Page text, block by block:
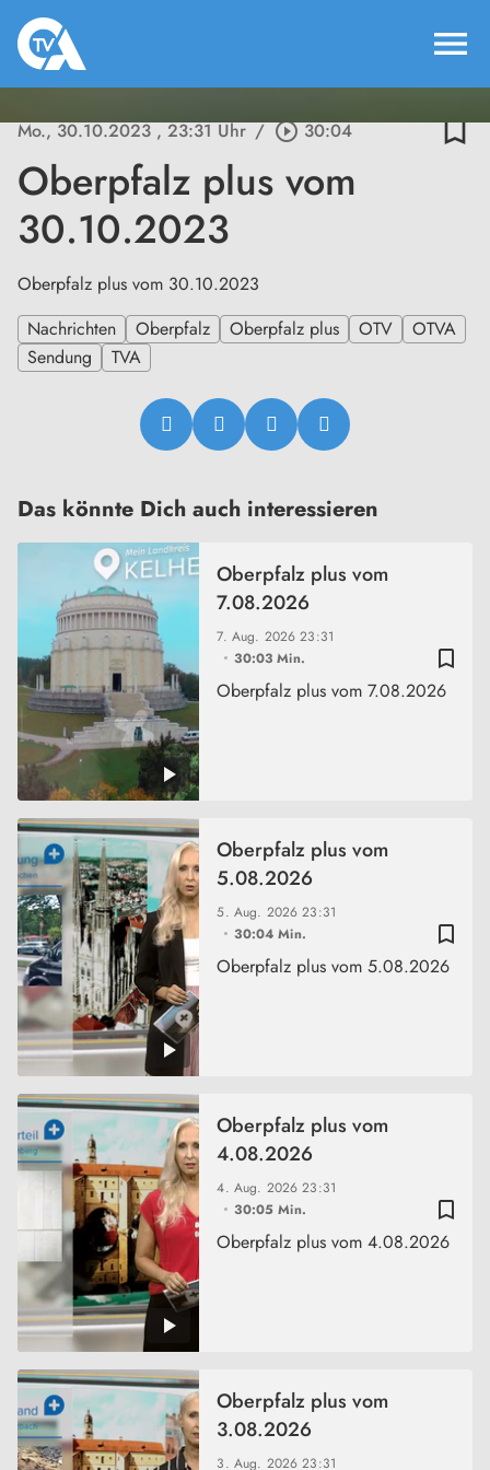
menu
Mo., 30.10.2023, 23:31 Uhr / play_circle_outline30:04 bookmark_border
Oberpfalz plus vom
30.10.2023
Oberpfalz plus vom 30.10.2023
Nachrichten
Oberpfalz Oberpfalz plus OTV
OTVA
Sendung
TVA
Das könnte Dich auch interessieren
bookmark_border
7. Aug. 202623:31
30:03 Min.
Oberpfalz plus vom
7.08.2026
Oberpfalz plus vom 7.08.2026
bookmark_border
5. Aug. 202623:31
30:04 Min.
Oberpfalz plus vom
5.08.2026
Oberpfalz plus vom 5.08.2026
bookmark_border
4. Aug. 202623:31
30:05 Min.
Oberpfalz plus vom
4.08.2026
Oberpfalz plus vom 4.08.2026
3. Aug. 202623:31
Oberpfalz plus vom
3.08.2026